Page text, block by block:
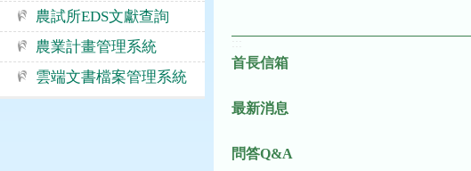
農試所EDS文獻查詢
農業計畫管理系統
雲端文書檔案管理系統
首長信箱
最新消息
問答Q&A